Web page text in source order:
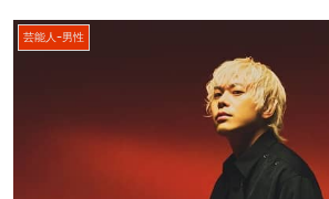
芸能人ｰ男性